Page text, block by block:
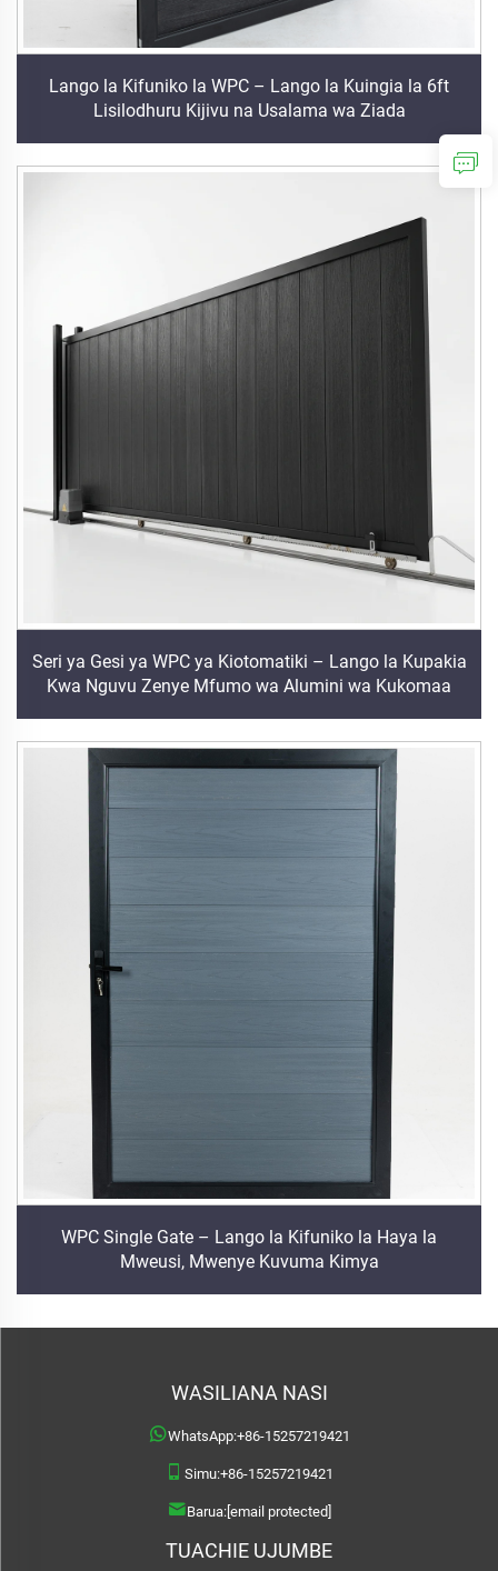
Lango la Kifuniko la WPC – Lango la Kuingia la 6ft
Lisilodhuru Kijivu na Usalama wa Ziada
Seri ya Gesi ya WPC ya Kiotomatiki – Lango la Kupakia
Kwa Nguvu Zenye Mfumo wa Alumini wa Kukomaa
WPC Single Gate – Lango la Kifuniko la Haya la
Mweusi, Mwenye Kuvuma Kimya
WASILIANA NASI
WhatsApp:+86-15257219421
Simu:+86-15257219421
Barua:[email protected]
TUACHIE UJUMBE